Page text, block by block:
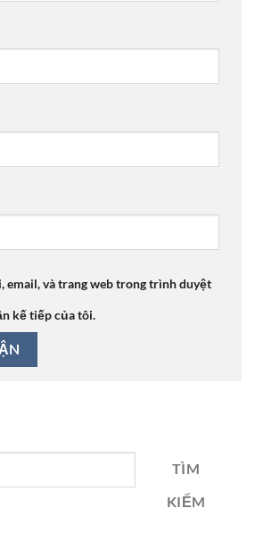
email, và trang web trong trình duyệt
kế tiếp của tôi.
TÌM
KIẾM